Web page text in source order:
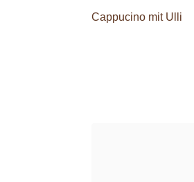
Cappucino mit Ulli